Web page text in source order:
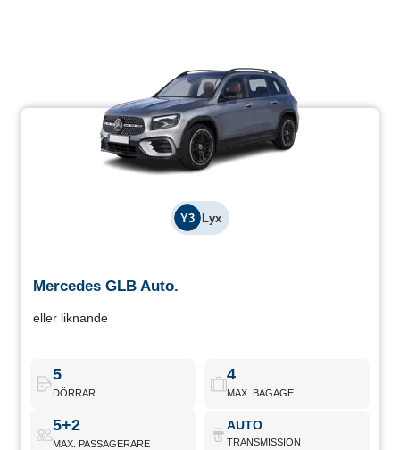
Y3 Lyx
Mercedes GLB Auto.
eller liknande
5
DÖRRAR
4
MAX. BAGAGE
5+2
MAX. PASSAGERARE
AUTO
TRANSMISSION
Mercedes GLB Auto.
Lyxig familje-SUV med 7 sittplatser och stor modularitet.
Boka nu
Mercedes GLB Auto.